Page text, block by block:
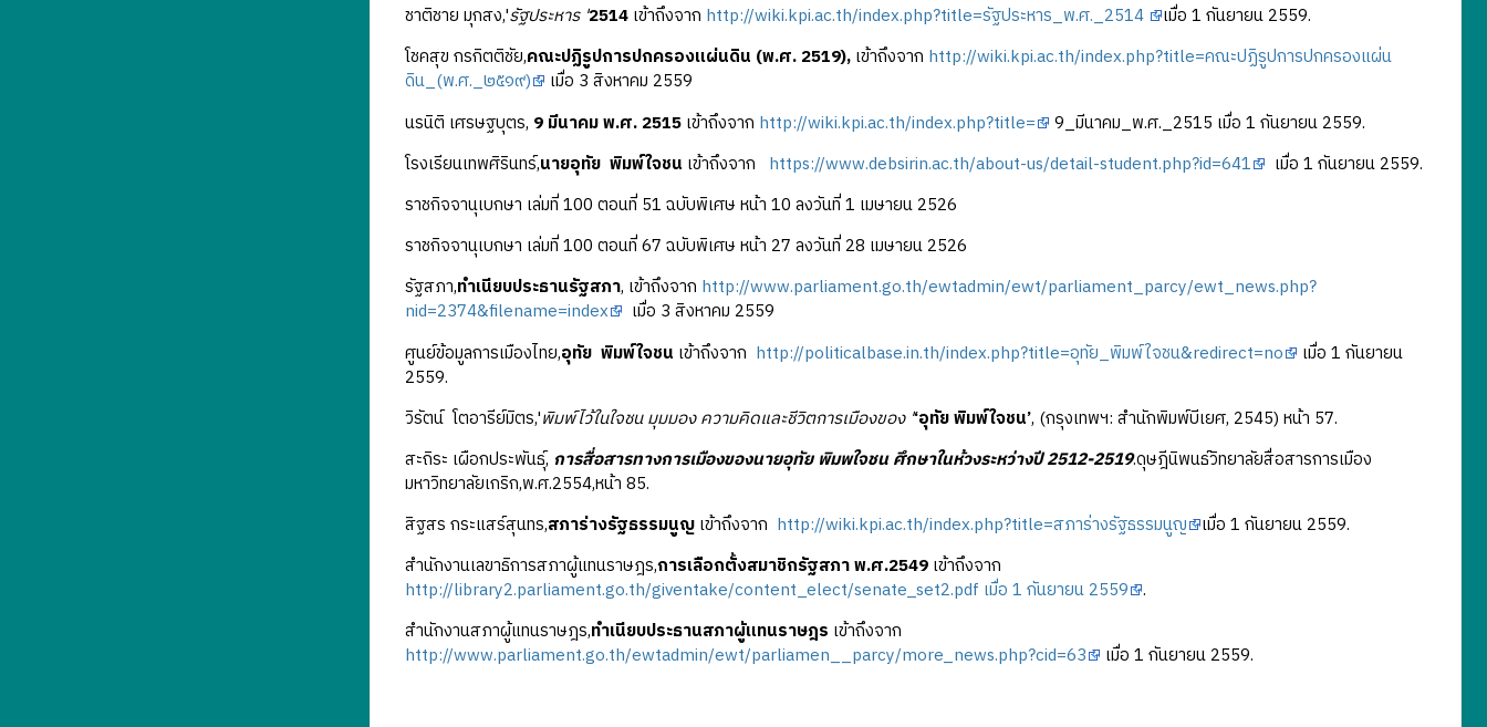
ชาติชาย มุกสง,'รัฐประหาร '2514 เข้าถึงจาก http://wiki.kpi.ac.th/index.php?title=รัฐประหาร_พ.ศ._2514
เมื่อ 1 กันยายน 2559.
โชคสุข กรกิตติชัย,คณะปฏิรูปการปกครองแผ่นดิน (พ.ศ. 2519),เข้าถึงจาก http://wiki.kpi.ac.th/index.php?title=คณะปฏิรูปการปกครองแผ่น
ดิน_(พ.ศ._๒๕๑๙)
เมื่อ 3 สิงหาคม 2559
นรนิติ เศรษฐบุตร, 9 มีนาคม พ.ศ. 2515เข้าถึงจาก http://wiki.kpi.ac.th/index.php?title=
9_มีนาคม_พ.ศ._2515 เมื่อ 1 กันยายน 2559.
โรงเรียนเทพศิรินทร์,นายอุทัย พิมพ์ใจชน เข้าถึงจาก https://www.debsirin.ac.th/about-us/detail-student.php?id=641
เมื่อ 1 กันยายน 2559.
ราชกิจจานุเบกษา เล่มที่ 100 ตอนที่ 51 ฉบับพิเศษ หน้า 10 ลงวันที่ 1 เมษายน 2526
ราชกิจจานุเบกษา เล่มที่ 100 ตอนที่ 67 ฉบับพิเศษ หน้า 27 ลงวันที่ 28 เมษายน 2526
รัฐสภา,ทำเนียบประธานรัฐสภา, เข้าถึงจาก http://www.parliament.go.th/ewtadmin/ewt/parliament_parcy/ewt_news.php?
nid=2374&filename=index
เมื่อ 3 สิงหาคม 2559
ศูนย์ข้อมูลการเมืองไทย,อุทัย พิมพ์ใจชน เข้าถึงจาก http://politicalbase.in.th/index.php?title=อุทัย_พิมพ์ใจชน&redirect=no
เมื่อ 1 กันยายน
2559.
วิรัตน์ โตอารีย์มิตร,'พิมพ์ไว้ในใจชน มุมมอง ความคิดและชีวิตการเมืองของ '‘อุทัย พิมพ์ใจชน’, (กรุงเทพฯ: สำนักพิมพ์บีเยศ, 2545) หน้า 57.
สะถิระ เผือกประพันธุ์, การสื่อสารทางการเมืองของนายอุทัย พิมพใจชน ศึกษาในห้วงระหว่างปี 2512-2519.ดุษฎีนิพนธ์วิทยาลัยสื่อสารการเมือง
มหาวิทยาลัยเกริก,พ.ศ.2554,หน้า 85.
สิฐสร กระแสร์สุนทร,สภาร่างรัฐธรรมนูญเข้าถึงจาก http://wiki.kpi.ac.th/index.php?title=สภาร่างรัฐธรรมนูญ เมื่อ 1 กันยายน 2559.
สำนักงานเลขาธิการสภาผู้แทนราษฎร,การเลือกตั้งสมาชิกรัฐสภา พ.ศ.2549เข้าถึงจาก
http://library2.parliament.go.th/giventake/content_elect/senate_set2.pdf เมื่อ 1 กันยายน 2559 .
สำนักงานสภาผู้แทนราษฎร,ทำเนียบประธานสภาผู้แทนราษฎร เข้าถึงจาก
http://www.parliament.go.th/ewtadmin/ewt/parliamen__parcy/more_news.php?cid=63
เมื่อ 1 กันยายน 2559.